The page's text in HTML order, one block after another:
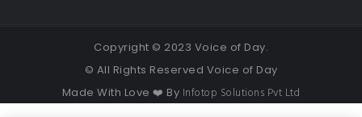
Copyright © 2023 Voice of Day.
© All Rights Reserved Voice of Day
Made With Love ❤️ By Infotop Solutions Pvt Ltd